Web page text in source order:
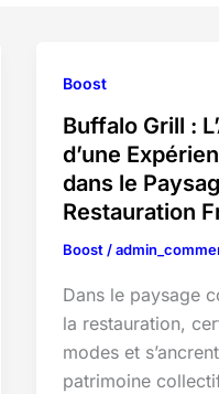
Boost
Buffalo Grill :
d’une
dans le
Restauration
Boost /
Dans le paysage
la restauration,
modes et
patrimoine